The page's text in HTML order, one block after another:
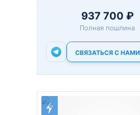
937 700 ₽
Полная пошлина
СВЯЗАТЬСЯ С НАМИ